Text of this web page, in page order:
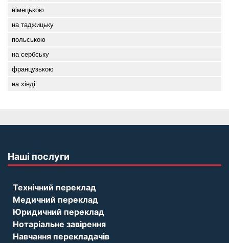
німецькою
на таджицьку
польською
на сербську
французькою
на хінді
Наші послуги
Технічний переклад
Медичний переклад
Юридичний переклад
Нотаріальне завірення
Навчання перекладачів